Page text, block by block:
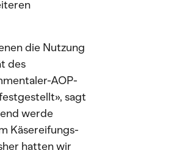
die Nutzung
des
AOP-
sagt
werde
Käsereifungs-
hatten wir